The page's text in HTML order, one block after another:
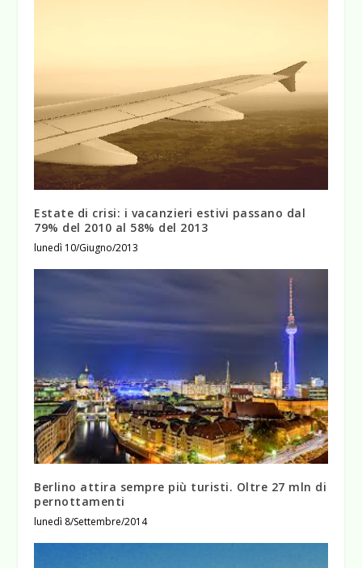
Estate di crisi: i vacanzieri estivi passano dal
79% del 2010 al 58% del 2013
lunedì 10/Giugno/2013
Berlino attira sempre più turisti. Oltre 27 mln di
pernottamenti
lunedì 8/Settembre/2014